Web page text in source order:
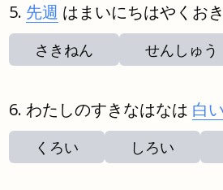
先週 はまいにちはやくおき
さきねん せんしゅう
わたしのすきなはなは 白い
くろい しろい